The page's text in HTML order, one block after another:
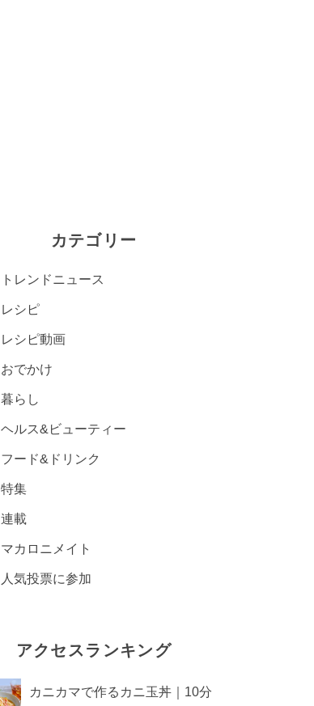
カテゴリー
トレンドニュース
レシピ
レシピ動画
おでかけ
暮らし
ヘルス&ビューティー
フード&ドリンク
特集
連載
マカロニメイト
人気投票に参加
アクセスランキング
カニカマで作るカニ玉丼｜10分